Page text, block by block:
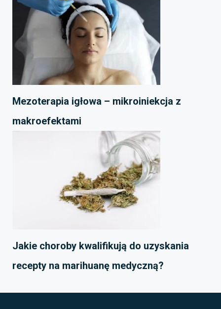
Mezoterapia igłowa – mikroiniekcja z
makroefektami
Jakie choroby kwalifikują do uzyskania
recepty na marihuanę medyczną?